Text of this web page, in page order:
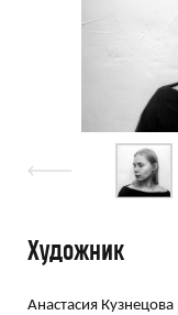
Художник
Анастасия